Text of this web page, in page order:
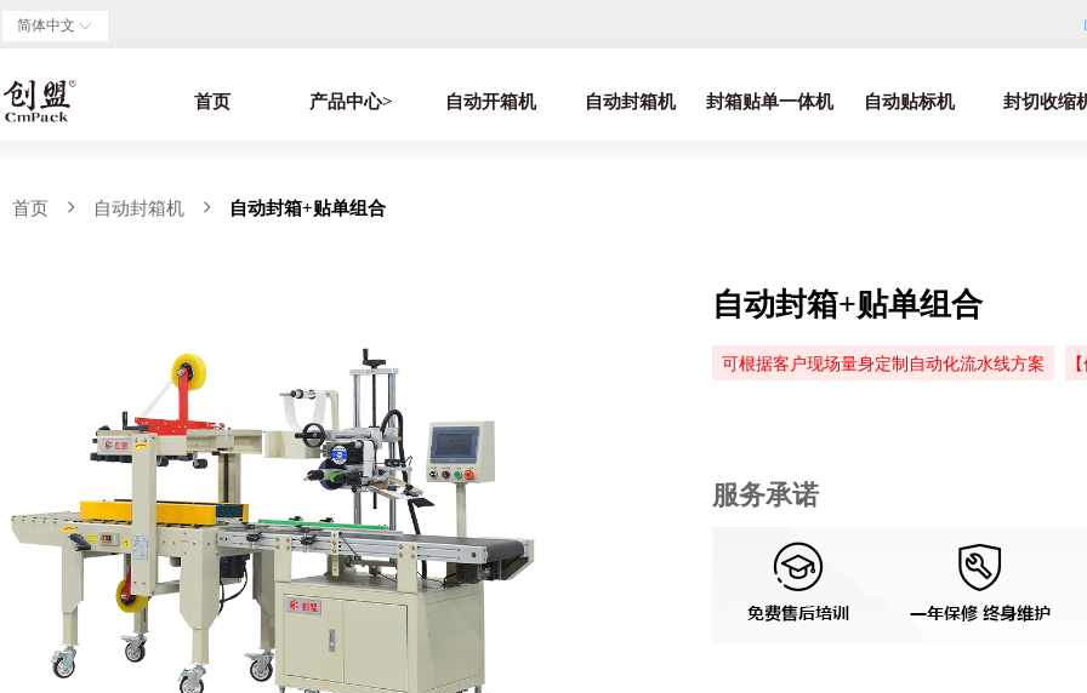
ꀅ
简体中文
首页 产品中心> 自动开箱机 自动封箱机 封箱贴单一体机 自动贴标机 封切收缩
自动封箱+贴单组合
首页 ꁇ 自动封箱机 ꁇ 自动封箱+贴单组合
可根据客户现场量身定制自动化流水线方案
服务承诺